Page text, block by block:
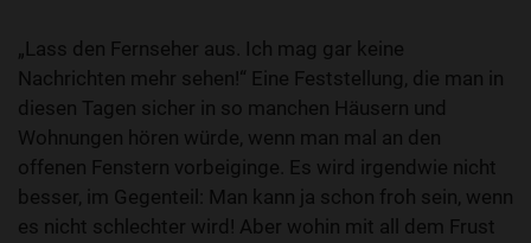
„Lass den Fernseher aus. Ich mag gar keine
Nachrichten mehr sehen!“ Eine Feststellung, die man in
diesen Tagen sicher in so manchen Häusern und
Wohnungen hören würde, wenn man mal an den
offenen Fenstern vorbeiginge. Es wird irgendwie nicht
besser, im Gegenteil: Man kann ja schon froh sein, wenn
es nicht schlechter wird! Aber wohin mit all dem Frust